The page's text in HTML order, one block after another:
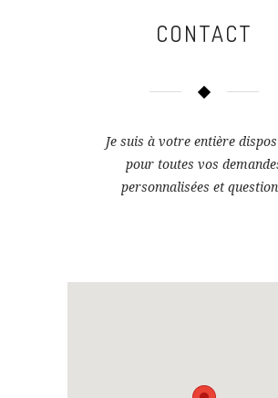
CONTACT
Je suis à votre entière
pour toutes vos
personnalisées et